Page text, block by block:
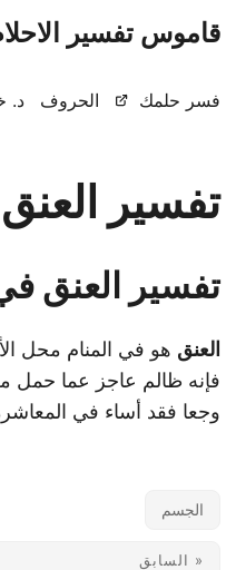
قاموس تفسير
فسر حلمك الحروف د.
تفسير
تفسير العنق
العنق هو في المنام محل
فإنه ظالم عاجز عما حمل
وجعا فقد أساء في
الجسم
« السابق